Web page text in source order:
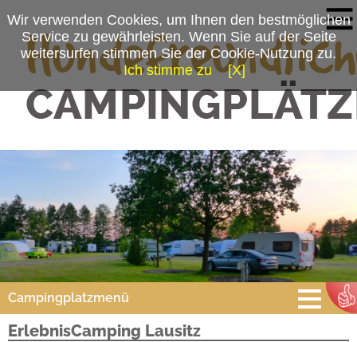
Campingplatzmenü
Platzdaten
ErlebnisCamping Lausitz
Wir verwenden Cookies, um Ihnen den bestmöglichen
Service zu gewährleisten. Wenn Sie auf der Seite
weitersurfen stimmen Sie der Cookie-Nutzung zu.
Ich stimme zu
[X]